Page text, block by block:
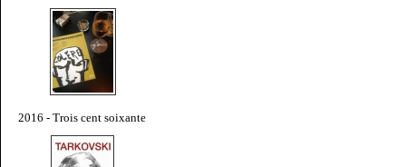
2016 - Trois cent soixante